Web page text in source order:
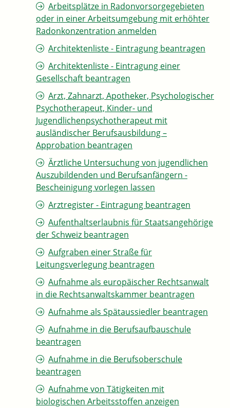
Arbeitsplätze in Radonvorsorgegebieten
oder in einer Arbeitsumgebung mit erhöhter
Radonkonzentration anmelden
Architektenliste - Eintragung beantragen
Architektenliste - Eintragung einer
Gesellschaft beantragen
Arzt, Zahnarzt, Apotheker, Psychologischer
Psychotherapeut, Kinder- und
Jugendlichenpsychotherapeut mit
ausländischer Berufsausbildung –
Approbation beantragen
Ärztliche Untersuchung von jugendlichen
Auszubildenden und Berufsanfängern -
Bescheinigung vorlegen lassen
Arztregister - Eintragung beantragen
Aufenthaltserlaubnis für Staatsangehörige
der Schweiz beantragen
Aufgraben einer Straße für
Leitungsverlegung beantragen
Aufnahme als europäischer Rechtsanwalt
in die Rechtsanwaltskammer beantragen
Aufnahme als Spätaussiedler beantragen
Aufnahme in die Berufsaufbauschule
beantragen
Aufnahme in die Berufsoberschule
beantragen
Aufnahme von Tätigkeiten mit
biologischen Arbeitsstoffen anzeigen